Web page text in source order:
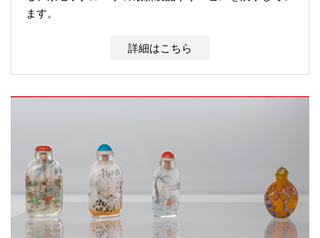
ます。
詳細はこちら